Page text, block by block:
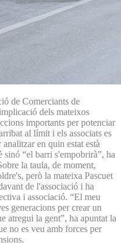
de Comerciants de
dels mateixos
importants per potenciar
al límit i els associats es
en quin estat està
“el barri s'empobrirà”, ha
la taula, de moment,
però la mateixa Pascuet
de l'associació i ha
i associació. “El meu
generacions per crear un
atregui la gent”, ha apuntat la
no es veu amb forces per